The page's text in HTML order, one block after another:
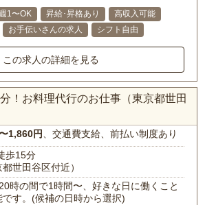
1〜OK 昇給･昇格あり
高収入可能
お手伝いさんの求人 シフト自由
この求人の詳細を見る
！お料理代行のお仕事（東京都世田
1,860円 、交通費支給、前払い制度あり
歩15分
都世田谷区付近）
時の間で1時間〜、好きな日に働くこと
です。(候補の日時から選択)